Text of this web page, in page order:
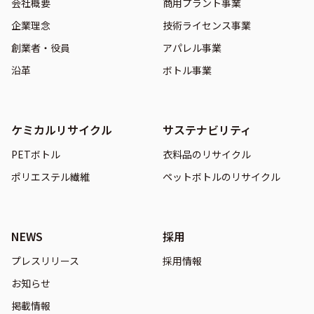
会社概要
企業理念
創業者・役員
沿革
商用プラント事業
技術ライセンス事業
アパレル事業
ボトル事業
ケミカルリサイクル
PETボトル
ポリエステル繊維
サステナビリティ
衣料品のリサイクル
ペットボトルのリサイクル
NEWS
プレスリリース
お知らせ
掲載情報
採用
採用情報